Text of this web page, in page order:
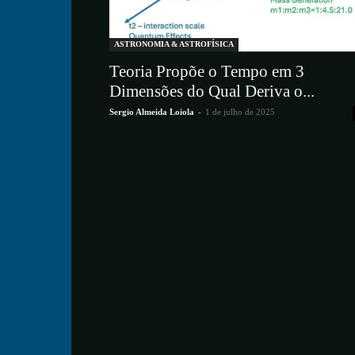
ASTRONOMIA & ASTROFÍSICA
Teoria Propõe o Tempo em 3
Dimensões do Qual Deriva o...
Sergio Almeida Loiola - 1 de julho de 2025